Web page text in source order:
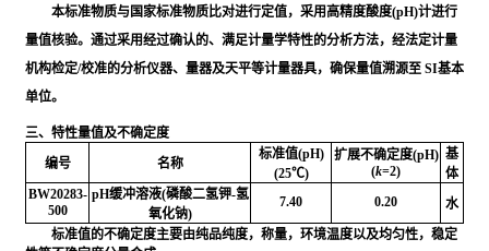
本标准物质与国家标准物质⽐对进⾏定值，采⽤高精度酸度(pH)计进⾏
量值核验。通过采⽤经过确认的、满⾜计量学特性的分析⽅法，经法定计量
机构检定/校准的分析仪器、量器及天平等计量器具，确保量值溯源⾄ SI基本
单位。
三、特性量值及不确定度
编号
名称
标准值(pH)
(25℃)
扩展不确定度(pH)
(k=2)
基
体
BW20283-
500
pH缓冲溶液(磷酸二氢钾-氢
氧化钠)
7.40 0.20
水
标准值的不确定度主要由纯品纯度，称量，环境温度以及均匀性，稳定